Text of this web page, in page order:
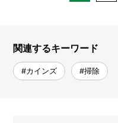
関連するキーワード
#カインズ #掃除